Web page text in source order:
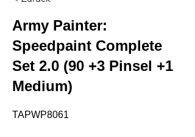
Army Painter:
Speedpaint Complete
Set 2.0 (90 +3 Pinsel +1
Medium)
TAPWP8061